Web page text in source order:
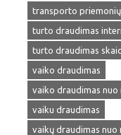
transporto
turto draudimas
turto draudimas
vaiko draudimas
vaiko draudimas
vaiku draudimas
vaikų draudimas